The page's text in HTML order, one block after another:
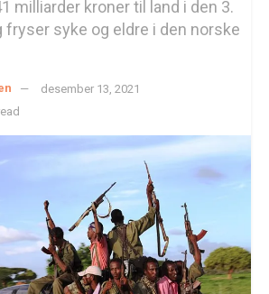
milliarder kroner til land i den 3.
fryser syke og eldre i den norske
desember 13, 2021